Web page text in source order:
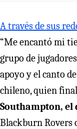
A través de sus
“Me encantó mi
grupo de
apoyo y el canto
chileno, quien
Southampton, el
Blackburn Rovers